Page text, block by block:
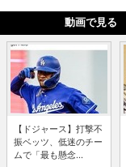
動画で見る
【ドジャース】打撃不
振ベッツ、低迷のチー
ムで「最も懸念...